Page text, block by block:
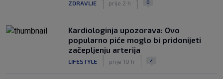
ZDRAVLJE prije 2 h 0
Kardiologinja upozorava: Ovo
popularno piće moglo bi pridonijeti
začepljenju arterija
LIFESTYLE prije 10 h 2